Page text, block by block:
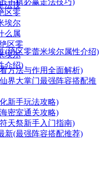
(绝区零蕾米埃尔属性介绍)
方法与作用全面解析)
界大掌门最强阵容搭配推
新手玩法攻略)
密室通关攻略)
天祭新手入门指南)
新(最强阵容搭配推荐)